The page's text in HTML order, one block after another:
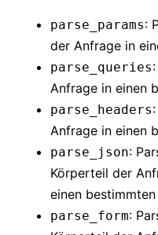
parse_params:
der Anfrage in
parse_queries
Anfrage in einen
parse_headers
Anfrage in einen
parse_json:
Körperteil der
einen bestimmten
parse_form: